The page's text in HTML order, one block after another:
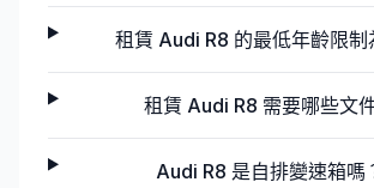
租賃 Audi R8 的最低年齡限制
租賃 Audi R8 需要哪些文
Audi R8 是自排變速箱嗎